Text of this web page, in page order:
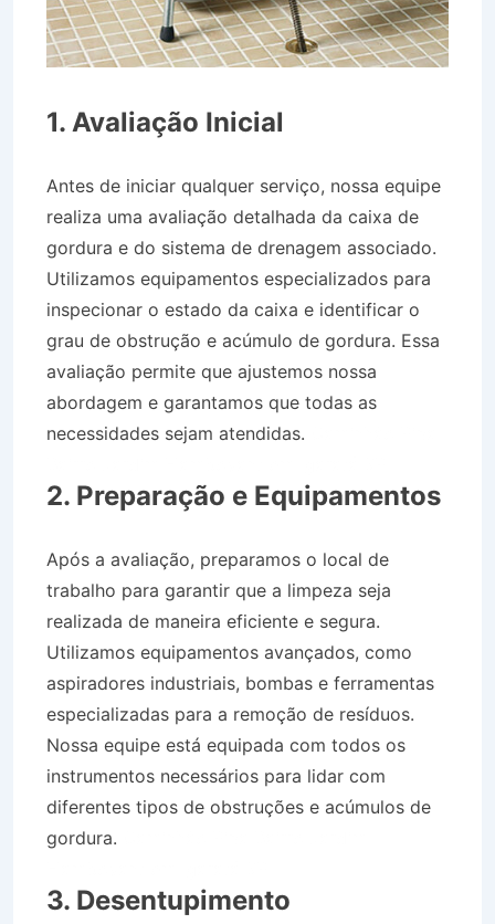
1. Avaliação Inicial
Antes de iniciar qualquer serviço, nossa equipe
realiza uma avaliação detalhada da caixa de
gordura e do sistema de drenagem associado.
Utilizamos equipamentos especializados para
inspecionar o estado da caixa e identificar o
grau de obstrução e acúmulo de gordura. Essa
avaliação permite que ajustemos nossa
abordagem e garantamos que todas as
necessidades sejam atendidas.
2. Preparação e Equipamentos
Após a avaliação, preparamos o local de
trabalho para garantir que a limpeza seja
realizada de maneira eficiente e segura.
Utilizamos equipamentos avançados, como
aspiradores industriais, bombas e ferramentas
especializadas para a remoção de resíduos.
Nossa equipe está equipada com todos os
instrumentos necessários para lidar com
diferentes tipos de obstruções e acúmulos de
gordura.
3. Desentupimento